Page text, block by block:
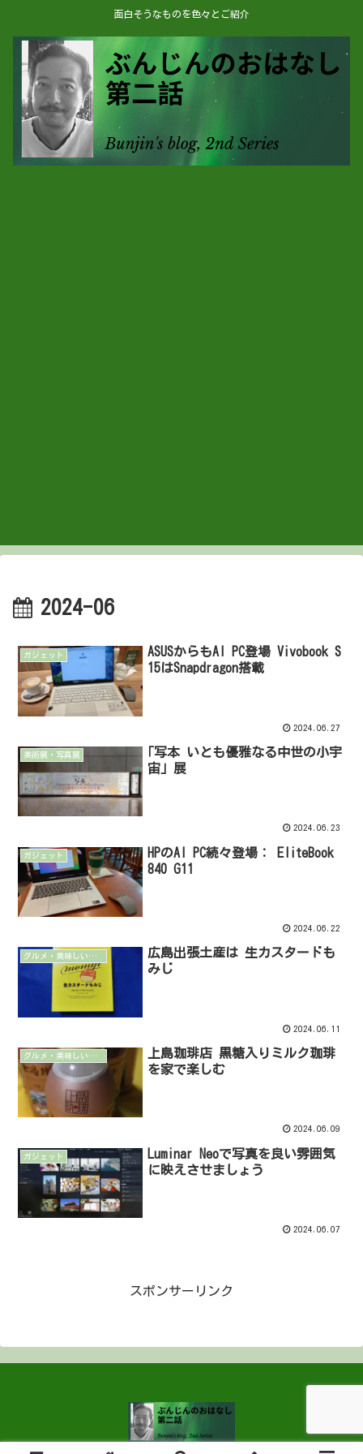
面白そうなものを色々とご紹介
2024-06
ガジェット
ASUSからもAI PC登場 Vivobook S
15はSnapdragon搭載
2024.06.27
美術展・写真展
｢写本 いとも優雅なる中世の小宇
宙」展
2024.06.23
ガジェット
HPのAI PC続々登場： EliteBook
840 G11
2024.06.22
グルメ・美味しいもの
広島出張土産は 生カスタードも
みじ
2024.06.11
グルメ・美味しいもの
上島珈琲店 黒糖入りミルク珈琲
を家で楽しむ
2024.06.09
ガジェット
Luminar Neoで写真を良い雰囲気
に映えさせましょう
2024.06.07
スポンサーリンク